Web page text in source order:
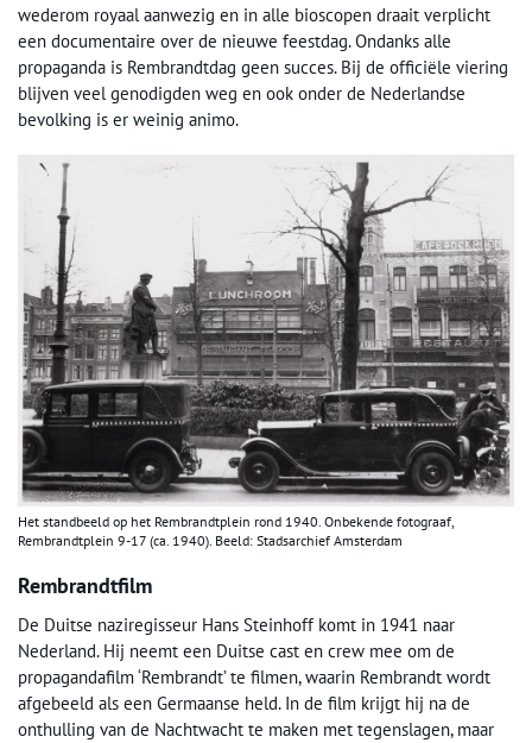
wederom royaal aanwezig en in alle bioscopen draait verplicht
een documentaire over de nieuwe feestdag. Ondanks alle
propaganda is Rembrandtdag geen succes. Bij de officiële viering
blijven veel genodigden weg en ook onder de Nederlandse
bevolking is er weinig animo.
Het standbeeld op het Rembrandtplein rond 1940. Onbekende fotograaf,
Rembrandtplein 9-17 (ca. 1940). Beeld: Stadsarchief Amsterdam
Rembrandtfilm
De Duitse naziregisseur Hans Steinhoff komt in 1941 naar
Nederland. Hij neemt een Duitse cast en crew mee om de
propagandafilm ‘Rembrandt’ te filmen, waarin Rembrandt wordt
afgebeeld als een Germaanse held. In de film krijgt hij na de
onthulling van de Nachtwacht te maken met tegenslagen, maar